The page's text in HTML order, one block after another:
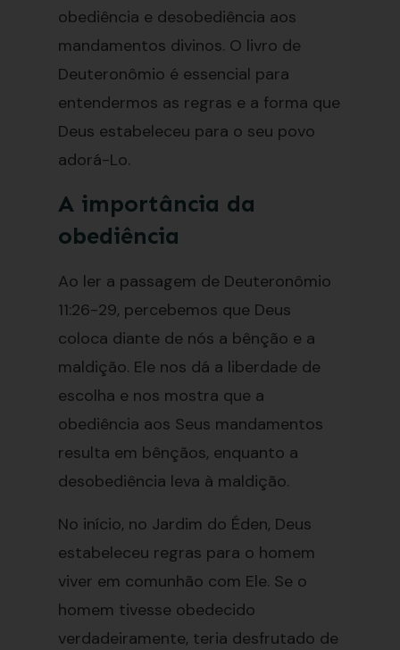
obediência e desobediência aos
mandamentos divinos. O livro de
Deuteronômio é essencial para
entendermos as regras e a forma que
Deus estabeleceu para o seu povo
adorá-Lo.
A importância da
obediência
Ao ler a passagem de Deuteronômio
11:26-29, percebemos que Deus
coloca diante de nós a bênção e a
maldição. Ele nos dá a liberdade de
escolha e nos mostra que a
obediência aos Seus mandamentos
resulta em bênçãos, enquanto a
desobediência leva à maldição.
No início, no Jardim do Éden, Deus
estabeleceu regras para o homem
viver em comunhão com Ele. Se o
homem tivesse obedecido
verdadeiramente, teria desfrutado de